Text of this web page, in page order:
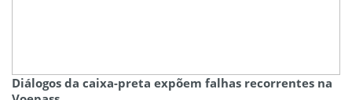
Diálogos da caixa-preta expõem falhas recorrentes na